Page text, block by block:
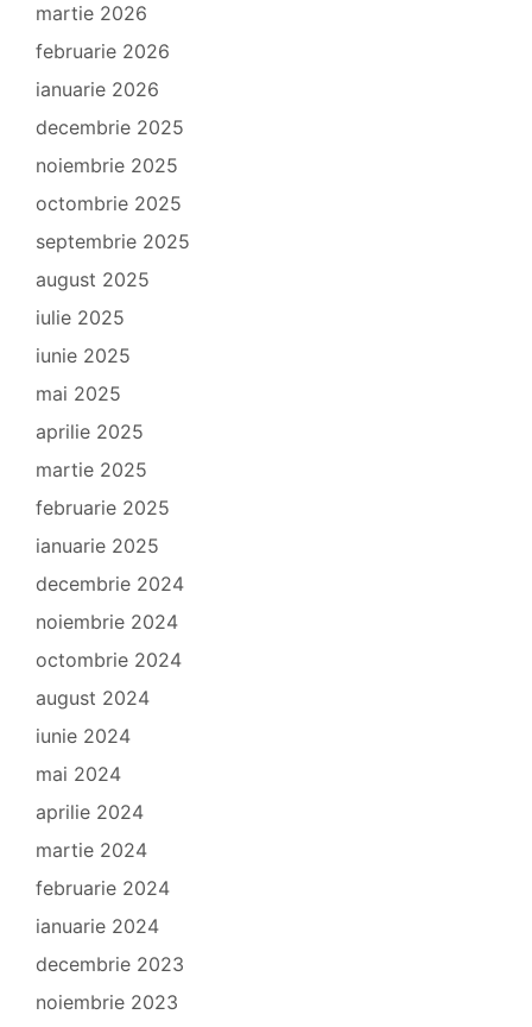
martie 2026
februarie 2026
ianuarie 2026
decembrie 2025
noiembrie 2025
octombrie 2025
septembrie 2025
august 2025
iulie 2025
iunie 2025
mai 2025
aprilie 2025
martie 2025
februarie 2025
ianuarie 2025
decembrie 2024
noiembrie 2024
octombrie 2024
august 2024
iunie 2024
mai 2024
aprilie 2024
martie 2024
februarie 2024
ianuarie 2024
decembrie 2023
noiembrie 2023